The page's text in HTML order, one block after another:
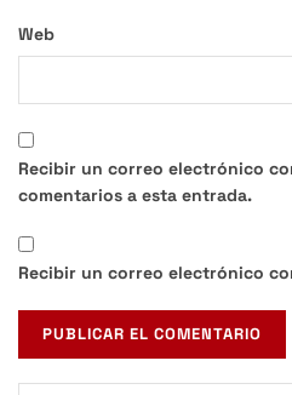
Web
Recibir un correo electrónico
comentarios a esta entrada.
Recibir un correo electrónico